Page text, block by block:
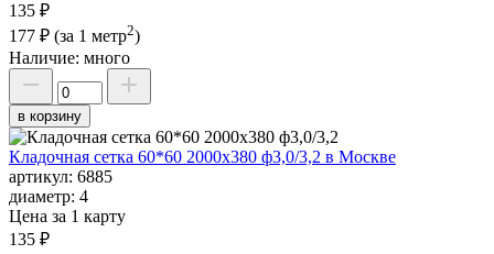
135 ₽
177 ₽ (за 1 метр2)
Наличие: много
в корзину
Кладочная сетка 60*60 2000х380 ф3,0/3,2 в Москве
артикул: 6885
диаметр: 4
Цена за 1 карту
135 ₽